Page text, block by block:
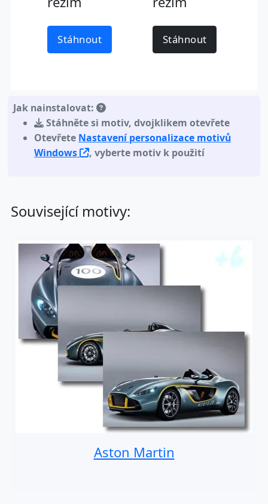
Stáhnout Stáhnout
Jak nainstalovat:
Stáhněte si motiv,dvojklikem otevřete
Otevřete Nastavení personalizace motivů
Windows
, vyberte motiv k použití
Související motivy:
Aston Martin